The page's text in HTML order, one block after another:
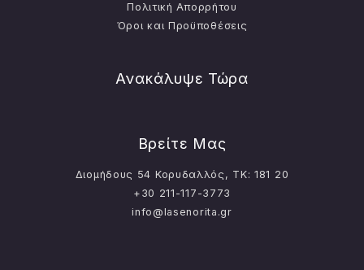
Πολιτική Απορρήτου
Όροι και Προϋποθέσεις
Ανακάλυψε Τώρα
Βρείτε Μας
Διομήδους 54 Κορυδαλλός, ΤΚ: 181 20
+30 211-117-3773
info@lasenorita.gr